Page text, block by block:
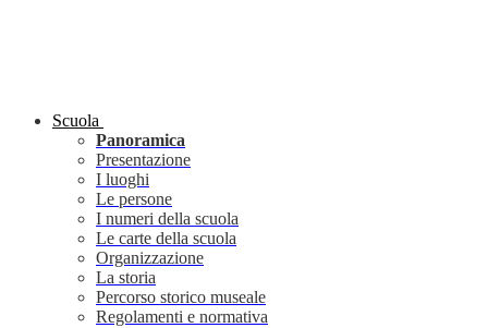
Scuola
Panoramica
Presentazione
I luoghi
Le persone
I numeri della scuola
Le carte della scuola
Organizzazione
La storia
Percorso storico museale
Regolamenti e normativa